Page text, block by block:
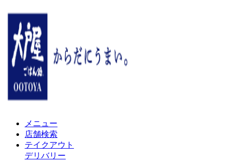
メニュー
店舗検索
テイクアウト
デリバリー